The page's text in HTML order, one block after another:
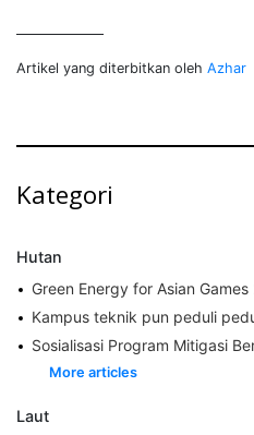
Artikel yang diterbitkan oleh Azhar
Kategori
Hutan
Green Energy for Asian Games
Kampus teknik pun peduli
Sosialisasi Program Mitigasi Berbasis Lahan dan Penyusunan
More articles
Laut